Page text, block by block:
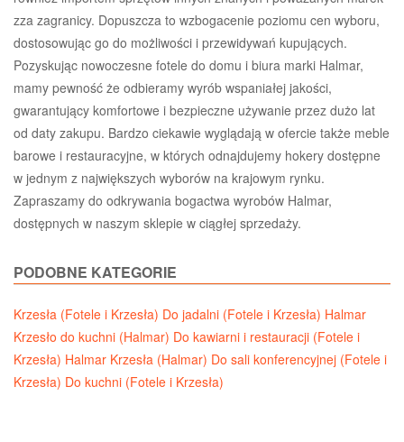
zza zagranicy. Dopuszcza to wzbogacenie poziomu cen wyboru,
dostosowując go do możliwości i przewidywań kupujących.
Pozyskując nowoczesne fotele do domu i biura marki Halmar,
mamy pewność że odbieramy wyrób wspaniałej jakości,
gwarantujący komfortowe i bezpieczne używanie przez dużo lat
od daty zakupu. Bardzo ciekawie wyglądają w ofercie także meble
barowe i restauracyjne, w których odnajdujemy hokery dostępne
w jednym z największych wyborów na krajowym rynku.
Zapraszamy do odkrywania bogactwa wyrobów Halmar,
dostępnych w naszym sklepie w ciągłej sprzedaży.
PODOBNE KATEGORIE
Krzesła (Fotele i Krzesła) Do jadalni (Fotele i Krzesła) Halmar
Krzesło do kuchni (Halmar) Do kawiarni i restauracji (Fotele i
Krzesła) Halmar Krzesła (Halmar) Do sali konferencyjnej (Fotele i
Krzesła) Do kuchni (Fotele i Krzesła)